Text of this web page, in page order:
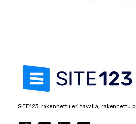
SITE123: rakennettu eri tavalla, rakennettu